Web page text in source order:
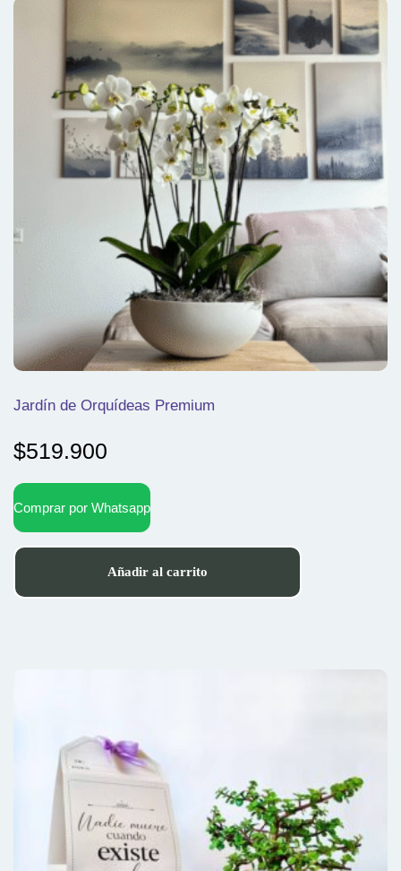
Jardín de Orquídeas Premium
$519.900
Comprar por Whatsapp
Añadir al carrito